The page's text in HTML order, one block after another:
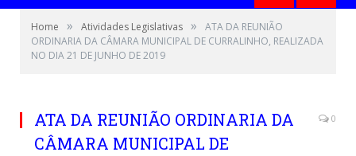
Home » Atividades Legislativas »
ATA DA REUNIÃO
ORDINARIA DA CÂMARA MUNICIPAL DE CURRALINHO, REALIZADA
NO DIA 21 DE JUNHO DE 2019
ATA DA REUNIÃO ORDINARIA DA
CÂMARA MUNICIPAL DE
0